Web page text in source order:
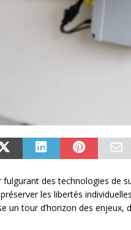
fulgurant des technologies de
les libertés
un tour d’horizon des enjeux,